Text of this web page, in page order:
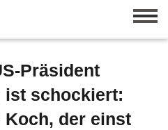
Präsident
ist schockiert:
der einst